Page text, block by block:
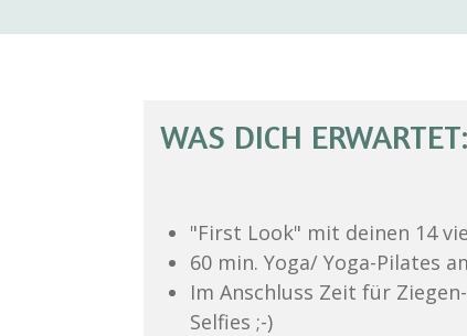
WAS DICH ERWARTET:
"First Look" mit deinen 14
60 min. Yoga/ Yoga-Pilates
Im Anschluss Zeit für
Selfies ;-)